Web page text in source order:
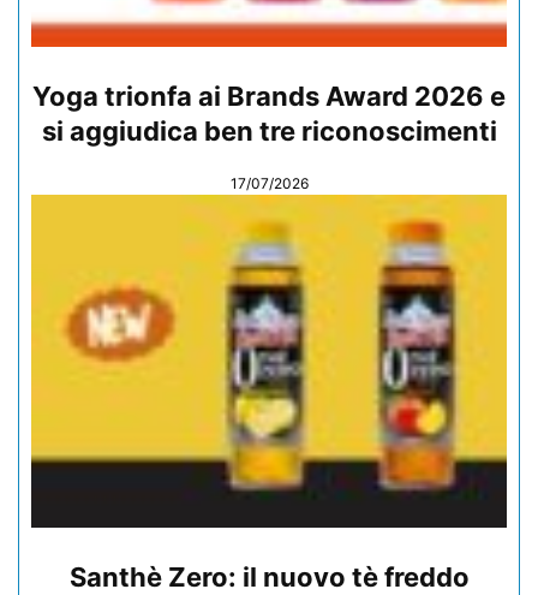
Yoga trionfa ai Brands Award 2026 e
si aggiudica ben tre riconoscimenti
17/07/2026
Santhè Zero: il nuovo tè freddo